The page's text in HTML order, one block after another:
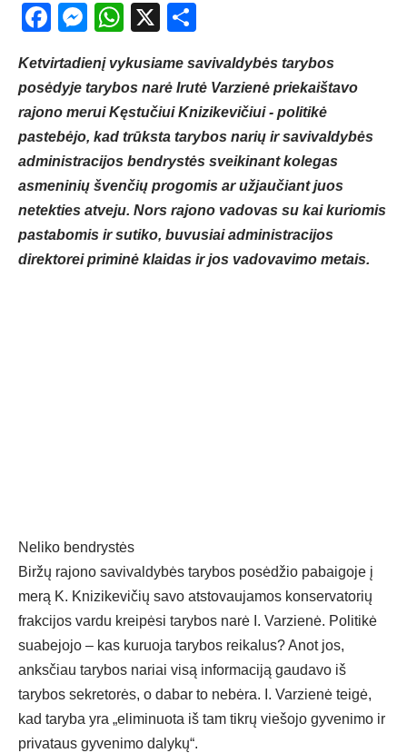
Facebook
Messenger
WhatsApp
X
Ketvirtadienį vykusiame savivaldybės tarybos
posėdyje tarybos narė Irutė Varzienė priekaištavo
rajono merui Kęstučiui Knizikevičiui - politikė
pastebėjo, kad trūksta tarybos narių ir savivaldybės
administracijos bendrystės sveikinant kolegas
asmeninių švenčių progomis ar užjaučiant juos
netekties atveju. Nors rajono vadovas su kai kuriomis
pastabomis ir sutiko, buvusiai administracijos
direktorei priminė klaidas ir jos vadovavimo metais.
Neliko bendrystės
Biržų rajono savivaldybės tarybos posėdžio pabaigoje į
merą K. Knizikevičių savo atstovaujamos konservatorių
frakcijos vardu kreipėsi tarybos narė I. Varzienė. Politikė
suabejojo – kas kuruoja tarybos reikalus? Anot jos,
anksčiau tarybos nariai visą informaciją gaudavo iš
tarybos sekretorės, o dabar to nebėra. I. Varzienė teigė,
kad taryba yra „eliminuota iš tam tikrų viešojo gyvenimo ir
privataus gyvenimo dalykų“.